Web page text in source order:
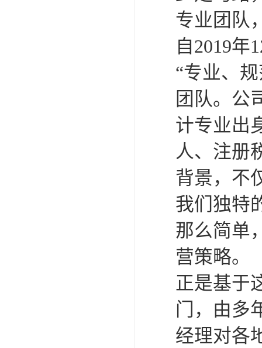
专业团队
自2019年
“专业、
团队。公
计专业出
人、注册
背景，不
我们独特
那么简单
营策略。
正是基于
门，由多
经理对各